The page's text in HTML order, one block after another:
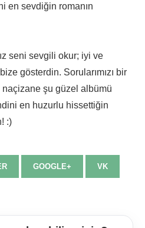
en sevdiğin romanın
seni sevgili okur; iyi ve
gösterdin. Sorularımızı bir
naçizane şu güzel albümü
en huzurlu hissettiğin
:)
GOOGLE+ VK